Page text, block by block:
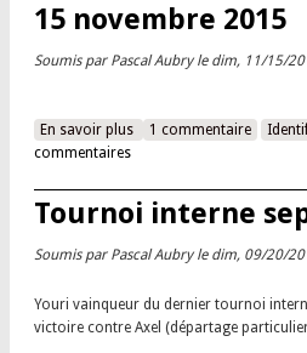
15 novembre 2015
Soumis par Pascal Aubryle dim, 11/15/
En savoir plus
à propos de Résultats
1 commentaire
commentaires
Tournoi interne
Soumis par Pascal Aubryle dim, 09/20/
Youri vainqueur du dernier tournoi
victoire contre Axel (départage